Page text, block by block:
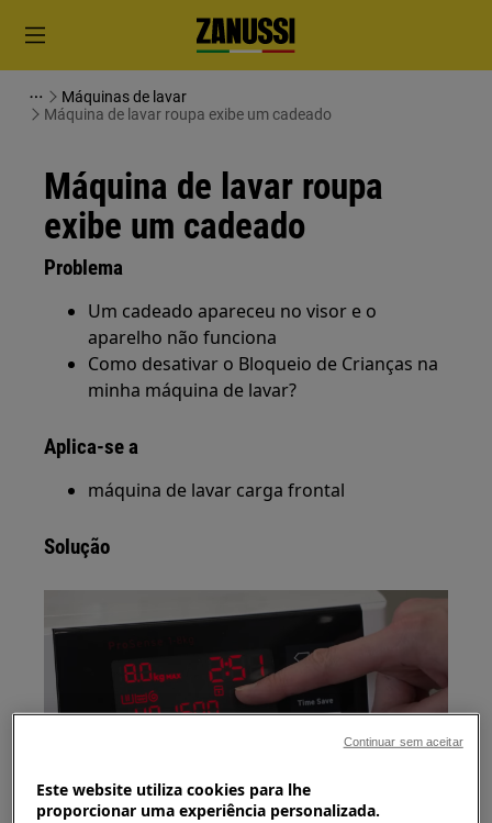
Máquinas de lavar
Máquina de lavar roupa exibe um cadeado
Máquina de lavar roupa
exibe um cadeado
Problema
Um cadeado apareceu no visor e o
aparelho não funciona
Como desativar o Bloqueio de Crianças na
minha máquina de lavar?
Aplica-se a
máquina de lavar carga frontal
Solução
Este website utiliza cookies para lhe
proporcionar uma experiência personalizada.
Continuar sem aceitar